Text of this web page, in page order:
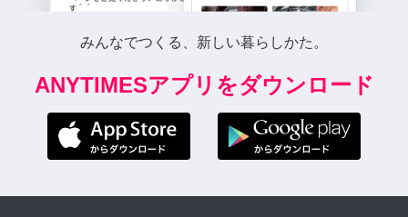
みんなでつくる、新しい暮らしかた。
ANYTIMESアプリをダウンロード